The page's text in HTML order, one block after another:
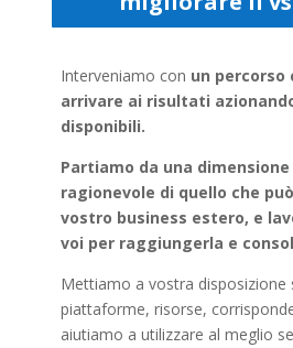
Interveniamo con un percorso
arrivare ai risultati
disponibili.
Partiamo da una
ragionevole di quello che
vostro business estero, e
voi per raggiungerla e
Mettiamo a vostra disposizione
piattaforme, risorse,
aiutiamo a utilizzare al meglio